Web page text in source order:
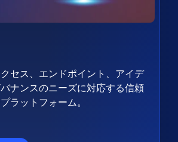
セス、エンドポイント、アイデ
ナンスのニーズに対応する信頼
ラットフォーム。